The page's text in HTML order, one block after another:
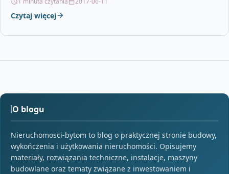
Czytaj więcej
O blogu
Nieruchomosci-bytom to blog o praktycznej stronie budowy,
wykończenia i użytkowania nieruchomości. Opisujemy
materiały, rozwiązania techniczne, instalacje, maszyny
budowlane oraz tematy związane z inwestowaniem i